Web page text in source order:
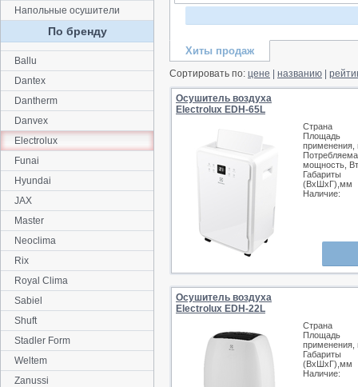
Хиты продаж
Сортировать по: цене названию
Осушитель воздуха
Electrolux EDH-65L
Страна
Площадь
применения,
мощность, Вт
Габариты
(ВхШхГ),мм
Наличие:
Осушитель воздуха
Electrolux EDH-22L
Страна
Площадь
применения,
Габариты
(ВхШхГ),мм
Наличие:
Напольные осушители
По бренду
Ballu
Dantex
Dantherm
Danvex
Electrolux
Funai
Hyundai
JAX
Master
Neoclima
Rix
Royal Clima
Sabiel
Shuft
Stadler Form
Weltem
Zanussi